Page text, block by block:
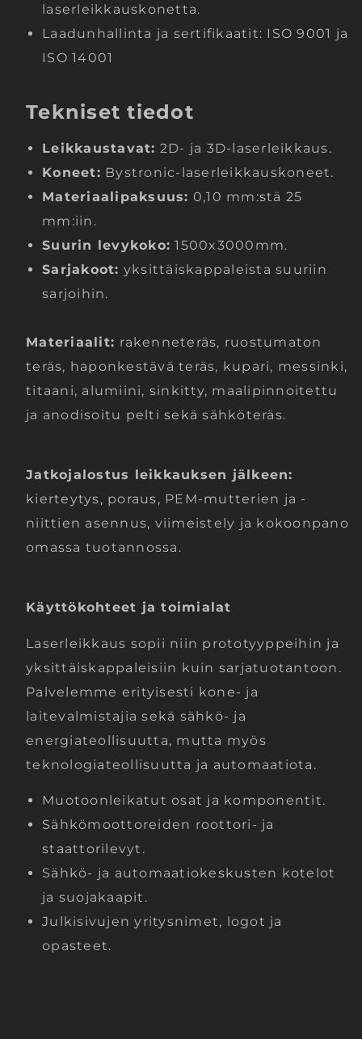
laserleikkauskonetta.
Laadunhallinta ja sertifikaatit: ISO 9001 ja
ISO 14001
Tekniset tiedot
Leikkaustavat: 2D- ja 3D-laserleikkaus.
Koneet: Bystronic-laserleikkauskoneet.
Materiaalipaksuus: 0,10 mm:stä 25
mm:iin.
Suurin levykoko: 1500x3000mm.
Sarjakoot: yksittäiskappaleista suuriin
sarjoihin.
Materiaalit: rakenneteräs, ruostumaton
teräs, haponkestävä teräs, kupari, messinki,
titaani, alumiini, sinkitty, maalipinnoitettu
ja anodisoitu pelti sekä sähköteräs.
Jatkojalostus leikkauksen jälkeen:
kierteytys, poraus, PEM-mutterien ja -
niittien asennus, viimeistely ja kokoonpano
omassa tuotannossa.
Käyttökohteet ja toimialat
Laserleikkaus sopii niin prototyyppeihin ja
yksittäiskappaleisiin kuin sarjatuotantoon.
Palvelemme erityisesti kone- ja
laitevalmistajia sekä sähkö- ja
energiateollisuutta, mutta myös
teknologiateollisuutta ja automaatiota.
Muotoonleikatut osat ja komponentit.
Sähkömoottoreiden roottori- ja
staattorilevyt.
Sähkö- ja automaatiokeskusten kotelot
ja suojakaapit.
Julkisivujen yritysnimet, logot ja
opasteet.